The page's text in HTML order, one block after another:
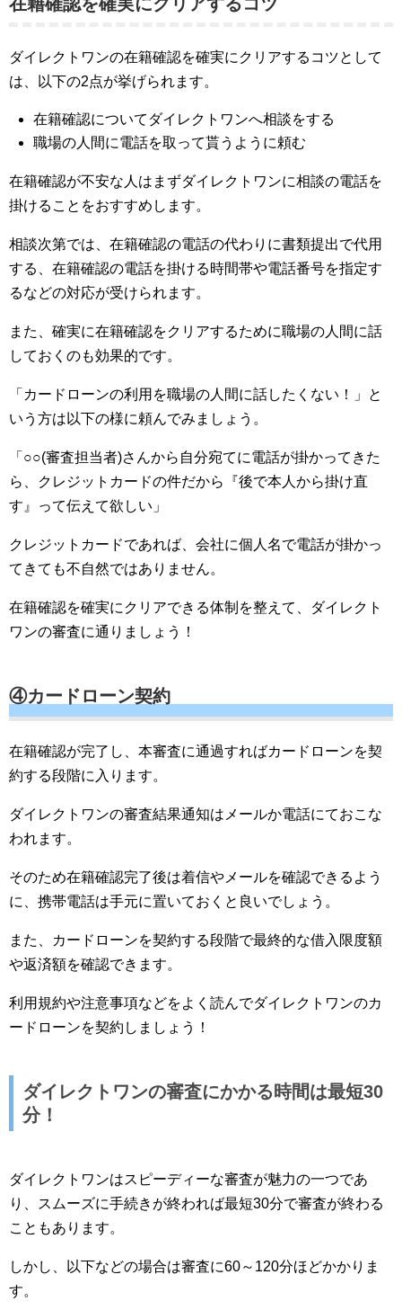
在籍確認を確実にクリアするコツ
ダイレクトワンの在籍確認を確実にクリアするコツとして
は、以下の2点が挙げられます。
在籍確認についてダイレクトワンへ相談をする
職場の人間に電話を取って貰うように頼む
在籍確認が不安な人はまずダイレクトワンに相談の電話を
掛けることをおすすめします。
相談次第では、在籍確認の電話の代わりに書類提出で代用
する、在籍確認の電話を掛ける時間帯や電話番号を指定す
るなどの対応が受けられます。
また、確実に在籍確認をクリアするために職場の人間に話
しておくのも効果的です。
「カードローンの利用を職場の人間に話したくない！」と
いう方は以下の様に頼んでみましょう。
「○○(審査担当者)さんから自分宛てに電話が掛かってきた
ら、クレジットカードの件だから『後で本人から掛け直
す』って伝えて欲しい」
クレジットカードであれば、会社に個人名で電話が掛かっ
てきても不自然ではありません。
在籍確認を確実にクリアできる体制を整えて、ダイレクト
ワンの審査に通りましょう！
④カードローン契約
在籍確認が完了し、本審査に通過すればカードローンを契
約する段階に入ります。
ダイレクトワンの審査結果通知はメールか電話にておこな
われます。
そのため在籍確認完了後は着信やメールを確認できるよう
に、携帯電話は手元に置いておくと良いでしょう。
また、カードローンを契約する段階で最終的な借入限度額
や返済額を確認できます。
利用規約や注意事項などをよく読んでダイレクトワンのカ
ードローンを契約しましょう！
ダイレクトワンの審査にかかる時間は最短30
分！
ダイレクトワンはスピーディーな審査が魅力の一つであ
り、スムーズに手続きが終われば最短30分で審査が終わる
こともあります。
しかし、以下などの場合は審査に60～120分ほどかかりま
す。